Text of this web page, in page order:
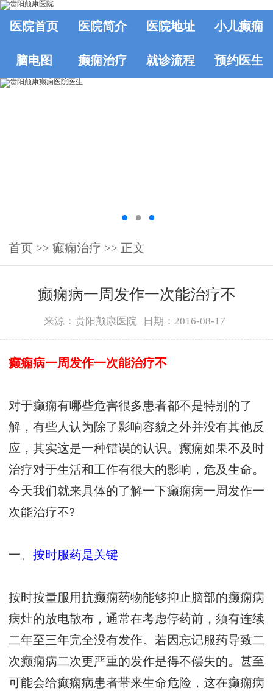
医院首页 医院简介 医院地址 小儿癫痫
脑电图 癫痫治疗 就诊流程 预约医生
首页 >> 癫痫治疗 >> 正文
癫痫病一周发作一次能治疗不
来源：贵阳颠康医院 日期：2016-08-17
癫痫病一周发作一次能治疗不
对于癫痫有哪些危害很多患者都不是特别的了
解，有些人认为除了影响容貌之外并没有其他反
应，其实这是一种错误的认识。癫痫如果不及时
治疗对于生活和工作有很大的影响，危及生命。
今天我们就来具体的了解一下癫痫病一周发作一
次能治疗不?
一、 按时服药是关键
按时按量服用抗癫痫药物能够抑止脑部的癫痫病
病灶的放电散布，通常在考虑停药前，须有连续
二年至三年完全没有发作。若因忘记服药导致二
次癫痫病二次更严重的发作是得不偿失的。甚至
可能会给癫痫病患者带来生命危险，这在癫痫病